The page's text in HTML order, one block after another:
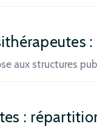
aux structures
: